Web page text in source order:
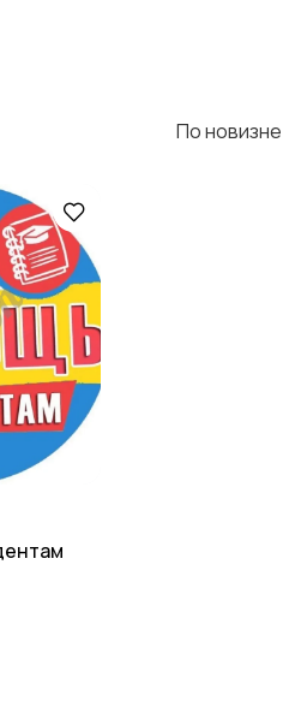
По новизне